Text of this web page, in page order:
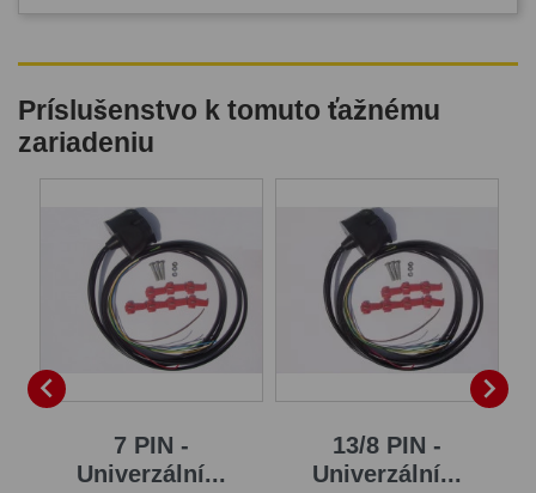
Príslušenstvo k tomuto ťažnému
zariadeniu

7 PIN -
Univerzální...
13/8 PIN -
Univerzální...
